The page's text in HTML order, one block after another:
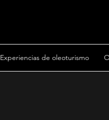
Experiencias de oleoturismo